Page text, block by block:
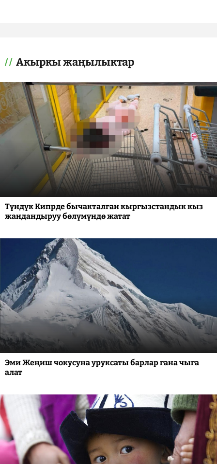
Акыркы жаңылыктар
Түндүк Кипрде бычакталган кыргызстандык кыз
жандандыруу бөлүмүндө жатат
Эми Жеңиш чокусуна уруксаты барлар гана чыга
алат